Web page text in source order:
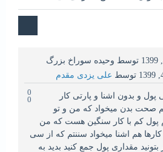
توسط وحیده سوراخ بزرگ
توسط علی یزدی مقدم
0
0
پول و بدون اشنا و پارتی کار
صحت بدن میخواد که من و تو
پول کم با کار سنگین هست که من
هم اشنا میخواد سننتم که از سی
مقداری پول جمع کنید بدید به